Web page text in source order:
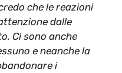
che le reazioni
dalle
Ci sono anche
e neanche la
i